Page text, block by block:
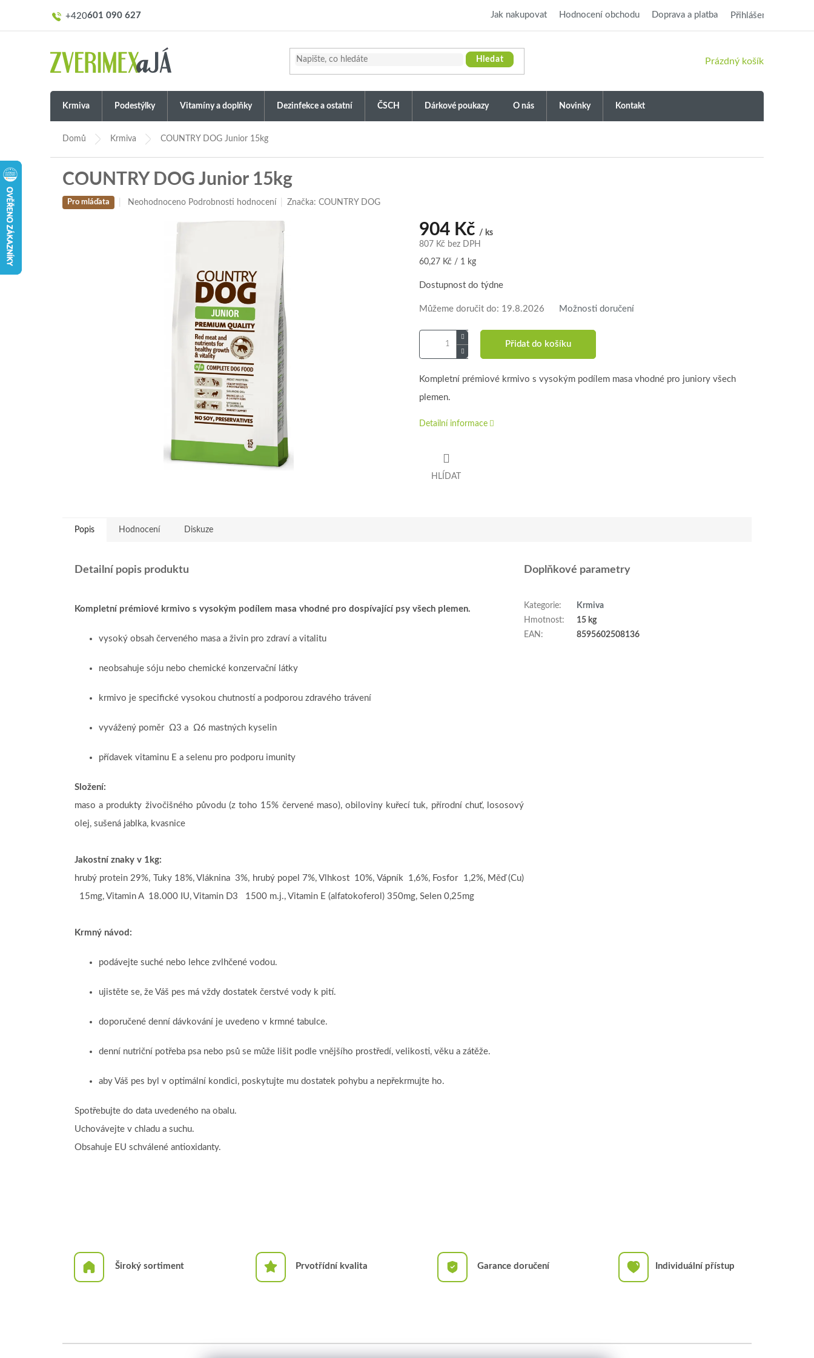
601 090 627 Jak nakupovat Hodnocení obchodu Doprava a platba Přihlášení
Hledat
NÁKUPNÍ
Prázdný košík
Krmiva Podestýlky Vitamíny a doplňky Dezinfekce a ostatní ČSCH Dárkové poukazy O nás Novinky Kontakt
Domů Krmiva COUNTRY DOG Junior 15kg
COUNTRY DOG Junior 15kg
Pro mláďata
Průměrné
Neohodnoceno Podrobnosti hodnocení Značka:COUNTRY DOG
904 Kč / ks
807 Kč bez DPH
Měrná
60,27 Kč / 1 kg
Dostupnost do týdne
Můžeme doručit do: 19.8.2026 Možnosti doručení
Přidat do košíku
Kompletní prémiové krmivo s vysokým podílem masa vhodné pro juniory všech
plemen.
Detailní informace
HLÍDAT
Popis Hodnocení Diskuze
Detailní popis produktu
Kompletní prémiové krmivo s vysokým podílem masa vhodné pro dospívající psy všech plemen.
vysoký obsah červeného masa a živin pro zdraví a vitalitu
neobsahuje sóju nebo chemické konzervační látky
krmivo je specifické vysokou chutností a podporou zdravého trávení
vyvážený poměr Ω3 a Ω6 mastných kyselin
přídavek vitaminu E a selenu pro podporu imunity
Složení:
maso a produkty živočišného původu (z toho 15% červené maso), obiloviny kuřecí tuk, přírodní chuť, lososový
olej, sušená jablka, kvasnice
Jakostní znaky v 1kg:
hrubý protein 29%, Tuky 18%, Vláknina 3%, hrubý popel 7%, Vlhkost 10%, Vápník 1,6%, Fosfor 1,2%, Měď (Cu)
15mg, Vitamin A 18.000 IU, Vitamin D3 1500 m.j., Vitamin E (alfatokoferol) 350mg, Selen 0,25mg
Krmný návod:
podávejte suché nebo lehce zvlhčené vodou.
ujistěte se, že Váš pes má vždy dostatek čerstvé vody k pití.
doporučené denní dávkování je uvedeno v krmné tabulce.
denní nutriční potřeba psa nebo psů se může lišit podle vnějšího prostředí, velikosti, věku a zátěže.
aby Váš pes byl v optimální kondici, poskytujte mu dostatek pohybu a nepřekrmujte ho.
Spotřebujte do data uvedeného na obalu.
Uchovávejte v chladu a suchu.
Obsahuje EU schválené antioxidanty.
Doplňkové parametry
Kategorie:
Krmiva
Hmotnost:
15 kg
EAN : 8595602508136
Široký sortiment Prvotřídní kvalita Garance doručení Individuální přístup